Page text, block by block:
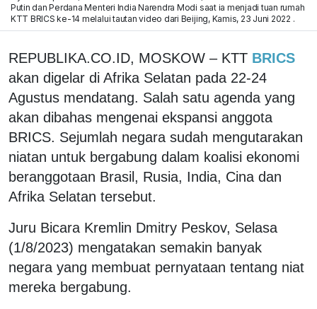
Putin dan Perdana Menteri India Narendra Modi saat ia menjadi tuan rumah
KTT BRICS ke-14 melalui tautan video dari Beijing, Kamis, 23 Juni 2022 .
REPUBLIKA.CO.ID, MOSKOW – KTT BRICS
akan digelar di Afrika Selatan pada 22-24
Agustus mendatang. Salah satu agenda yang
akan dibahas mengenai ekspansi anggota
BRICS. Sejumlah negara sudah mengutarakan
niatan untuk bergabung dalam koalisi ekonomi
beranggotaan Brasil, Rusia, India, Cina dan
Afrika Selatan tersebut.
Juru Bicara Kremlin Dmitry Peskov, Selasa
(1/8/2023) mengatakan semakin banyak
negara yang membuat pernyataan tentang niat
mereka bergabung.